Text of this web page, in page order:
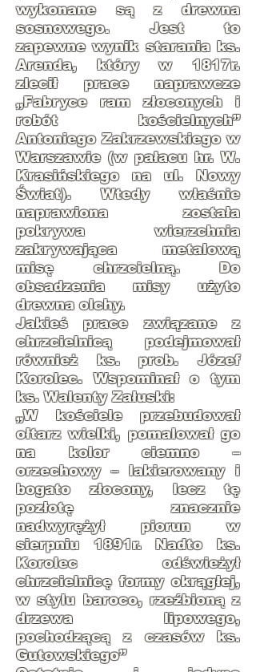
wykonane są z drewna
sosnowego. Jest to
zapewne wynik starania ks.
Arenda, który w 1817r.
zlecił prace naprawcze
„Fabryce ram złoconych i
robót kościelnych”
Antoniego Zakrzewskiego w
Warszawie (w pałacu hr. W.
Krasińskiego na ul. Nowy
Świat). Wtedy właśnie
naprawiona została
pokrywa wierzchnia
zakrywająca metalową
misę chrzcielną. Do
obsadzenia misy użyto
drewna olchy.
Jakieś prace związane z
chrzcielnicą podejmował
również ks. prob. Józef
Korolec. Wspominał o tym
ks. Walenty Załuski:
„W kościele przebudował
ołtarz wielki, pomalował go
na kolor ciemno –
orzechowy – lakierowany i
bogato złocony, lecz tę
pozłotę znacznie
nadwyrężył piorun w
sierpniu 1891r. Nadto ks.
Korolec odświeżył
chrzcielnicę formy okrągłej,
w stylu baroco, rzeźbioną z
drzewa lipowego,
pochodzącą z czasów ks.
Gutowskiego”